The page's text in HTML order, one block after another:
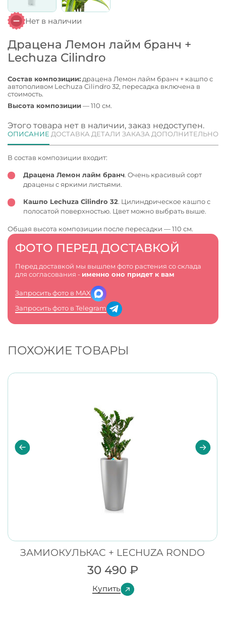
Нет в наличии
Драцена Лемон лайм бранч +
Lechuza Cilindro
Состав композиции:драцена Лемон лайм бранч + кашпо с
автополивом Lechuza Cilindro 32, пересадка включена в
стоимость.
Высота композиции— 110 см.
Этого товара нет в наличии, заказ недоступен.
ФОТО ПЕРЕД ДОСТАВКОЙ
Перед доставкой мы вышлем фото растения со склада
для согласования - именно оно придет к вам
Запросить фото в MAX
Запросить фото в Telegram
ОПИСАНИЕ ДОСТАВКА ДЕТАЛИ ЗАКАЗА ДОПОЛНИТЕЛЬНО
В состав композиции входит:
Драцена Лемон лайм бранч. Очень красивый сорт
драцены с яркими листьями.
Кашпо Lechuza Cilindro 32. Цилиндрическое кашпо с
полосатой поверхностью. Цвет можно выбрать выше.
Общая высота композиции после пересадки — 110 см.
ПОХОЖИЕ ТОВАРЫ
ЗАМИОКУЛЬКАС + LECHUZA RONDO
30 490 ₽
Купить